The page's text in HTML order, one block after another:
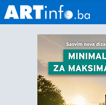
Početna
Vijesti
Sport